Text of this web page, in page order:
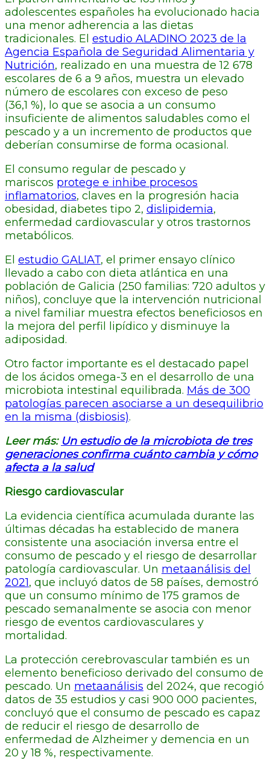
adolescentes españoles ha evolucionado hacia
una menor adherencia a las dietas
tradicionales. El estudio ALADINO 2023 de la
Agencia Española de Seguridad Alimentaria y
Nutrición, realizado en una muestra de 12 678
escolares de 6 a 9 años, muestra un elevado
número de escolares con exceso de peso
(36,1 %), lo que se asocia a un consumo
insuficiente de alimentos saludables como el
pescado y a un incremento de productos que
deberían consumirse de forma ocasional.
El consumo regular de pescado y
mariscos protege e inhibe procesos
inflamatorios, claves en la progresión hacia
obesidad, diabetes tipo 2, dislipidemia,
enfermedad cardiovascular y otros trastornos
metabólicos.
El estudio GALIAT, el primer ensayo clínico
llevado a cabo con dieta atlántica en una
población de Galicia (250 familias: 720 adultos y
niños), concluye que la intervención nutricional
a nivel familiar muestra efectos beneficiosos en
la mejora del perfil lipídico y disminuye la
adiposidad.
Otro factor importante es el destacado papel
de los ácidos omega-3 en el desarrollo de una
microbiota intestinal equilibrada. Más de 300
patologías parecen asociarse a un desequilibrio
en la misma (disbiosis).
Leer más: Un estudio de la microbiota de tres
generaciones confirma cuánto cambia y cómo
afecta a la salud
Riesgo cardiovascular
La evidencia científica acumulada durante las
últimas décadas ha establecido de manera
consistente una asociación inversa entre el
consumo de pescado y el riesgo de desarrollar
patología cardiovascular. Un metaanálisis del
2021, que incluyó datos de 58 países, demostró
que un consumo mínimo de 175 gramos de
pescado semanalmente se asocia con menor
riesgo de eventos cardiovasculares y
mortalidad.
La protección cerebrovascular también es un
elemento beneficioso derivado del consumo de
pescado. Un metaanálisis del 2024, que recogió
datos de 35 estudios y casi 900 000 pacientes,
concluyó que el consumo de pescado es capaz
de reducir el riesgo de desarrollo de
enfermedad de Alzheimer y demencia en un
20 y 18 %, respectivamente.